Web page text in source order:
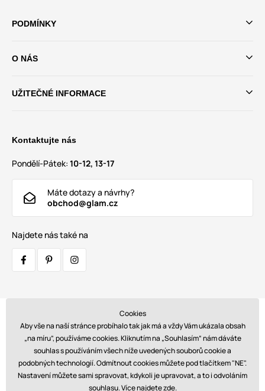
PODMÍNKY
O NÁS
UŽITEČNÉ INFORMACE
Kontaktujte nás
Pondělí-Pátek: 10-12, 13-17
Máte dotazy a návrhy?
obchod@glam.cz
Najdete nás také na
Platby:
Cookies
Aby vše na naší stránce probíhalo tak jak má a vždy Vám ukázala obsah
„na míru”, používáme cookies. Kliknutím na „Souhlasím“ nám dáváte
souhlas s používáním všech níže uvedených souborů cookie a
podobných technologií. Odmítnout cookies můžete pod tlačítkem "NE".
Nastavení můžete sami spravovat, kdykoli je upravovat, a to i odvoláním
souhlasu. Více najdetezde.